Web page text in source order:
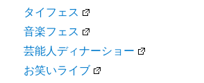
タイフェス
音楽フェス
芸能人ディナーショー
お笑いライブ